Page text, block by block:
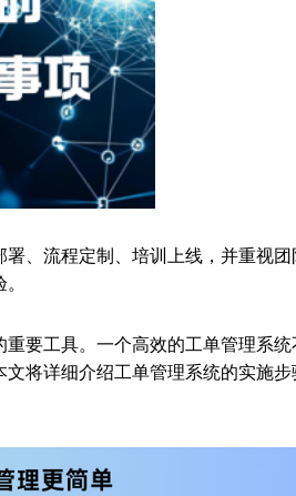
、流程定制、培训上线，并重视团
要工具。一个高效的工单管理系统
将详细介绍工单管理系统的实施步